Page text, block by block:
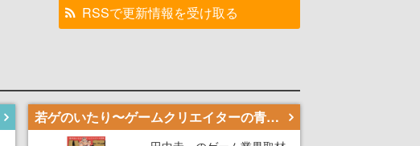
RSSで更新情報を受け取る
若ゲのいたり〜ゲームクリエイターの青春〜